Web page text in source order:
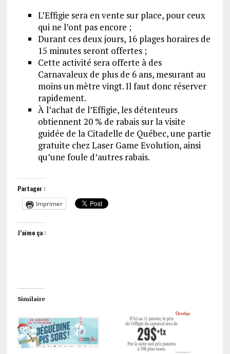
L’Effigie sera en vente sur place, pour ceux
qui ne l’ont pas encore ;
Durant ces deux jours, 16 plages horaires de
15 minutes seront offertes ;
Cette activité sera offerte à des
Carnavaleux de plus de 6 ans, mesurant au
moins un mètre vingt. Il faut donc réserver
rapidement.
À l’achat de l’Effigie, les détenteurs
obtiennent 20 % de rabais sur la visite
guidée de la Citadelle de Québec, une partie
gratuite chez Laser Game Evolution, ainsi
qu’une foule d’autres rabais.
Partager :
Imprimer
J’aime ça :
Similaire